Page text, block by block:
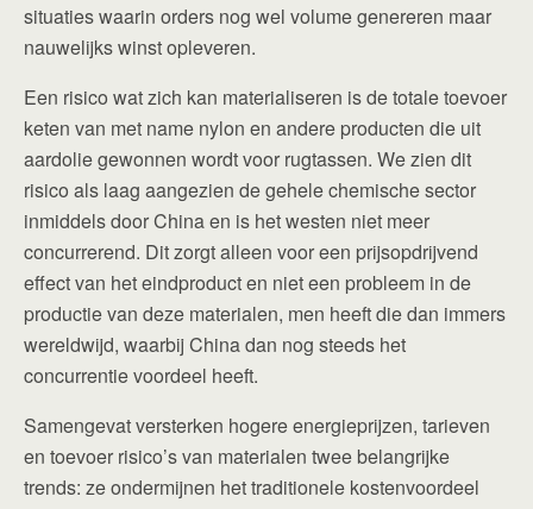
situaties waarin orders nog wel volume genereren maar
nauwelijks winst opleveren.
Een risico wat zich kan materialiseren is de totale toevoer
keten van met name nylon en andere producten die uit
aardolie gewonnen wordt voor rugtassen. We zien dit
risico als laag aangezien de gehele chemische sector
inmiddels door China en is het westen niet meer
concurrerend. Dit zorgt alleen voor een prijsopdrijvend
effect van het eindproduct en niet een probleem in de
productie van deze materialen, men heeft die dan immers
wereldwijd, waarbij China dan nog steeds het
concurrentie voordeel heeft.
Samengevat versterken hogere energieprijzen, tarieven
en toevoer risico’s van materialen twee belangrijke
trends: ze ondermijnen het traditionele kostenvoordeel